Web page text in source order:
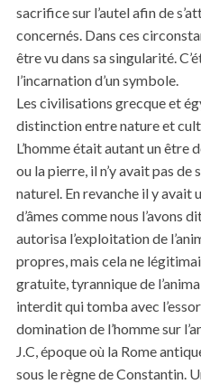
sacrifice sur l’autel afin de
concernés. Dans ces
être vu dans sa singularité.
l’incarnation d’un symbole.
Les civilisations grecque et
distinction entre nature et
L’homme était autant un être
ou la pierre, il n’y avait pas
naturel. En revanche il y avait
d’âmes comme nous l’avons
autorisa l’exploitation de
propres, mais cela ne
gratuite, tyrannique de
interdit qui tomba avec
domination de l’homme sur
J.C, époque où la Rome
sous le règne de Constantin.